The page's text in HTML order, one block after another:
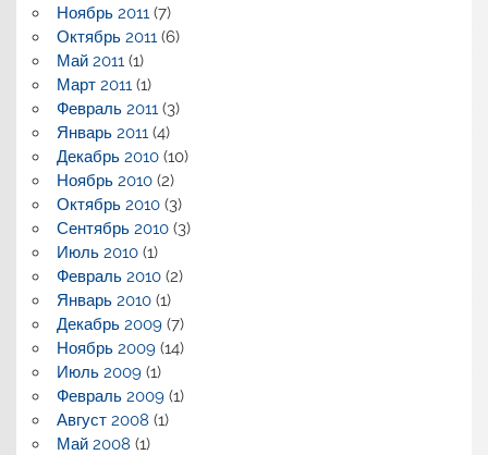
Ноябрь 2011(7)
Октябрь 2011(6)
Май 2011(1)
Март 2011(1)
Февраль 2011(3)
Январь 2011(4)
Декабрь 2010(10)
Ноябрь 2010(2)
Октябрь 2010(3)
Сентябрь 2010(3)
Июль 2010(1)
Февраль 2010(2)
Январь 2010(1)
Декабрь 2009(7)
Ноябрь 2009(14)
Июль 2009(1)
Февраль 2009(1)
Август 2008 (1)
Май 2008 (1)